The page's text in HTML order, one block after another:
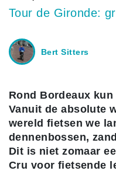
Tour de Gironde:
Bert Sitters
Rond Bordeaux
Vanuit de absolute
wereld fietsen we
dennenbossen,
Dit is niet zomaar
Cru voor fietsende